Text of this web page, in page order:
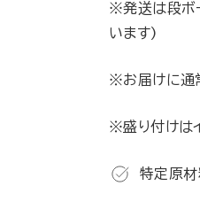
※発送は段ボ
います)
※お届けに通
※盛り付けは
特定原材